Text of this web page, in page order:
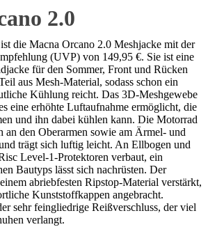
2.0
die Macna Orcano 2.0 Meshjacke mit der
(UVP) von 149,95 €. Sie ist eine
für den Sommer, Front und Rücken
aus Mesh-Material, sodass schon ein
Kühlung reicht. Das 3D-Meshgewebe
eine erhöhte Luftaufnahme ermöglicht, die
und ihn dabei kühlen kann. Die Motorrad
an den Oberarmen sowie am Ärmel- und
trägt sich luftig leicht. An Ellbogen und
Level-1-Protektoren verbaut, ein
Bautyps lässt sich nachrüsten. Der
abriebfesten Ripstop-Material verstärkt,
Kunststoffkappen angebracht.
sehr feingliedrige Reißverschluss, der viel
verlangt.